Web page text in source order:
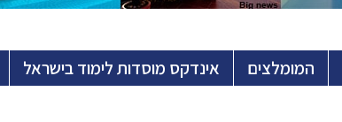
המומלצים אינדקס מוסדות לימוד בישראל